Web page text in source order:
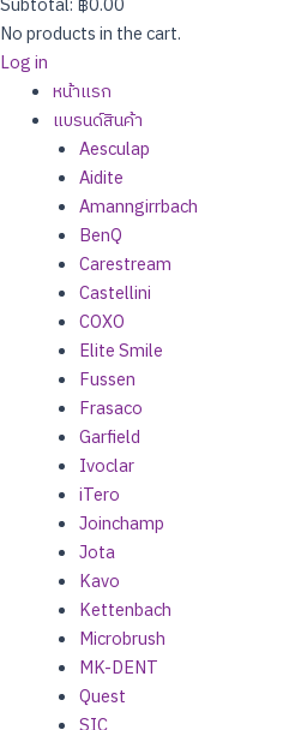
No products in the cart.
Log in
หน้าแรก
แบรนด์สินค้า
Aesculap
Aidite
Amanngirrbach
BenQ
Carestream
Castellini
COXO
Elite Smile
Fussen
Frasaco
Garfield
Ivoclar
iTero
Joinchamp
Jota
Kavo
Kettenbach
Microbrush
MK-DENT
Quest